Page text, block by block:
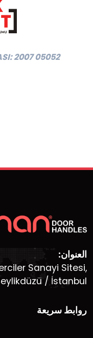
2007 05052
العنوان:
Sanayi Sitesi,
/ İstanbul
روابط سريعة